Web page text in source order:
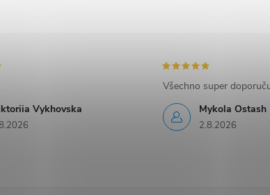
Vykhovska
Mykola Ostash
2.8.2026
Všechno super